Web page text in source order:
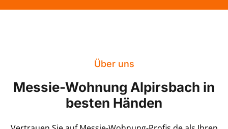
Über uns
Messie-Wohnung Alpirsbach in
besten Händen